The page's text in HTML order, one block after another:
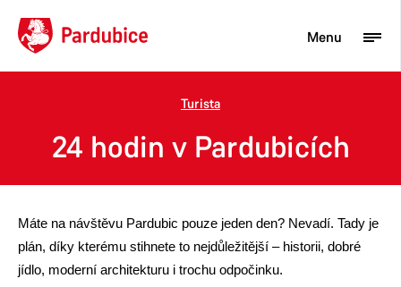
Turista
Podnikatel
Město
Turista
24 hodin v Pardubicích
Máte na návštěvu Pardubic pouze jeden den? Nevadí. Tady je
plán, díky kterému stihnete to nejdůležitější – historii, dobré
jídlo, moderní architekturu i trochu odpočinku.
Menu